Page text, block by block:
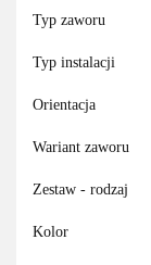
Typ zaworu
Typ instalacji
Orientacja
Wariant zaworu
Zestaw - rodzaj
Kolor